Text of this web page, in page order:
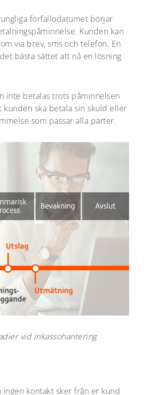
förfallodatumet börjar
Kunden kan
via brev, sms och telefon. En
bästa sättet att nå en lösning
inte betalas trots påminnelsen
kunden ska betala sin skuld eller
som passar alla parter.
vid inkassohantering
kontakt sker från er kund